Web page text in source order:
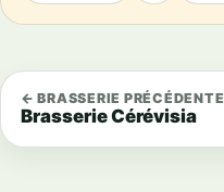
← BRASSERIE PRÉCÉDENTE
Brasserie Cérévisia